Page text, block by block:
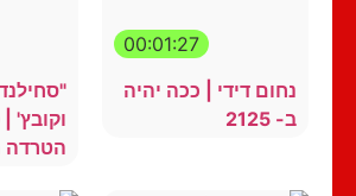
00:01:27
נחום דידי | ככה יהיה
ב- 2125
הטרדה